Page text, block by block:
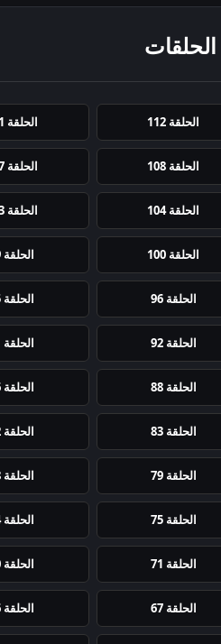
الحلقات
الحلقة 112 الحلقة 111
الحلقة 108 الحلقة 107
الحلقة 104 الحلقة 103
الحلقة 100 الحلقة 99
الحلقة 96 الحلقة 95
الحلقة 92 الحلقة 91
الحلقة 88 الحلقة 86
الحلقة 83 الحلقة 82
الحلقة 79 الحلقة 78
الحلقة 75 الحلقة 74
الحلقة 71 الحلقة 70
الحلقة 67 الحلقة 66